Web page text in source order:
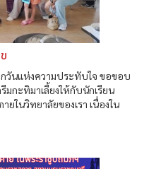
กวันแห่งความประทับใจ ขอขอบ
กะทิมาเลี้ยงให้กับนักเรียน
ในวิทยาลัยของเรา เนื่องใน